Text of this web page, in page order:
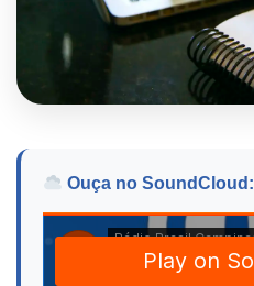
Ouça no SoundCloud: